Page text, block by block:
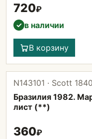
720₽
✓ в наличии
В корзину
N143101 · Scott 1840
Бразилия 1982.
лист (**)
360₽